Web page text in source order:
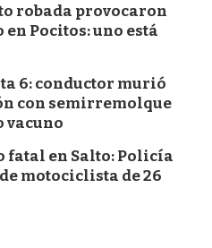
robada provocaron
Pocitos: uno está
6: conductor murió
con semirremolque
vacuno
fatal en Salto: Policía
motociclista de 26